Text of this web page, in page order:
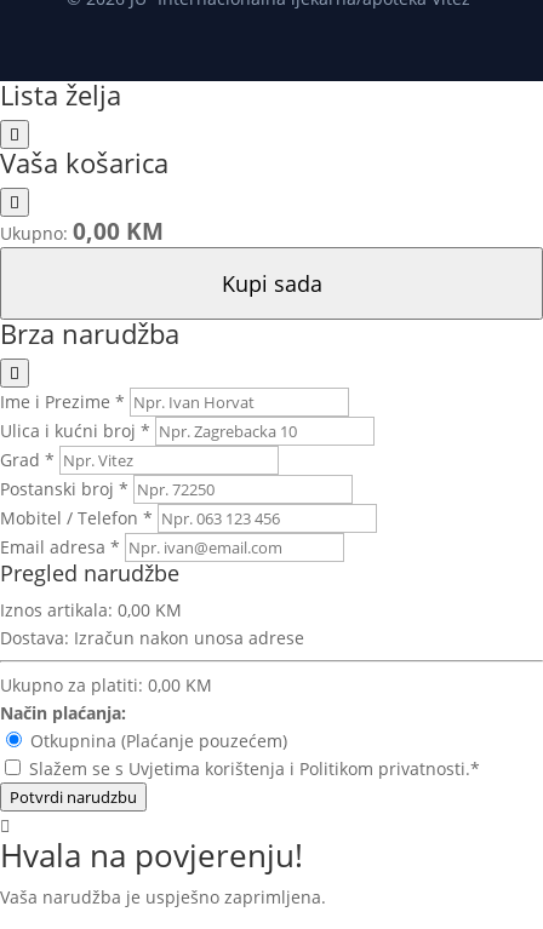
Lista želja
Vaša košarica
Ukupno: 0,00 KM
Kupi sada
Brza narudžba
Ime i Prezime *
Ulica i kućni broj *
Grad *
Postanski broj *
Mobitel / Telefon *
Email adresa *
Pregled narudžbe
Iznos artikala: 0,00 KM
Dostava: Izračun nakon unosa adrese
Ukupno za platiti: 0,00 KM
Način plaćanja:
Otkupnina (Plaćanje pouzećem)
Slažem se s Uvjetima korištenja i Politikom privatnosti.*
Potvrdi narudzbu
Hvala na povjerenju!
Vaša narudžba je uspješno zaprimljena.